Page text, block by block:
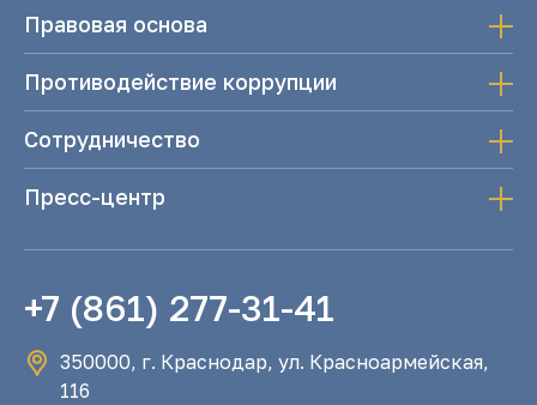
Правовая основа
Противодействие коррупции
Сотрудничество
Пресс-центр
+7 (861) 277-31-41
350000, г. Краснодар, ул. Красноармейская,
116